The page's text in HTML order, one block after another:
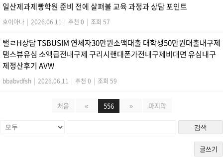
일산제과제빵학원 준비 전에 살펴볼 교육 과정과 상담 포인트
호이아나 | 2026.06.11 | 추천 0 | 조회 57
탤ㄹH상담 TSBUSIM 연체자30만원소액대출 대학생50만원대출내구제
탬스뷰유심 소액급전내구제 구리시핸대폰가전내구제비대면 유심내구
제정산후기 AVW
bbabvdfsh | 2026.06.11 | 추천 0 | 조회 59
처음 « 556 » 마지막
검색
글쓰기